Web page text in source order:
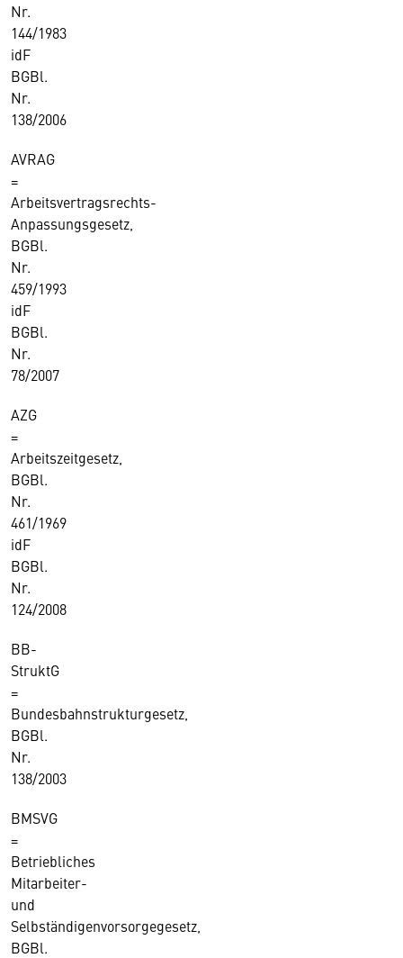
Nr.
144/1983
idF
BGBl.
Nr.
138/2006
AVRAG
=
Arbeitsvertragsrechts-
Anpassungsgesetz,
BGBl.
Nr.
459/1993
idF
BGBl.
Nr.
78/2007
AZG
=
Arbeitszeitgesetz,
BGBl.
Nr.
461/1969
idF
BGBl.
Nr.
124/2008
BB-
StruktG
=
Bundesbahnstrukturgesetz,
BGBl.
Nr.
138/2003
BMSVG
=
Betriebliches
Mitarbeiter-
und
Selbständigenvorsorgegesetz,
BGBl.